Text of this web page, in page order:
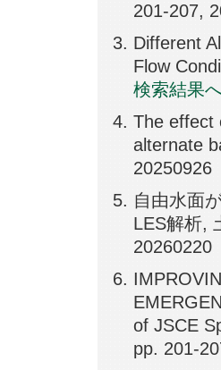
201-207,
Different
Flow
検索結果
The effect
alternate
20250926
自由水面
LES解析,
20260220
of JSCE
pp. 201-